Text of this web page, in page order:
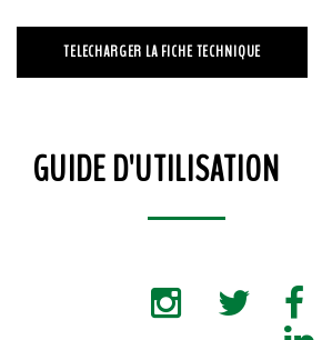
TELECHARGER LA FICHE TECHNIQUE
GUIDE D'UTILISATION